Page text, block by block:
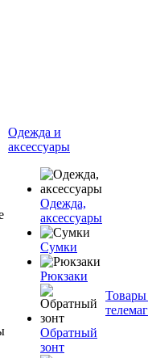
Одежда и
аксессуары
Одежда,
аксессуары
Сумки
Рюкзаки
Обратный
зонт
Товары